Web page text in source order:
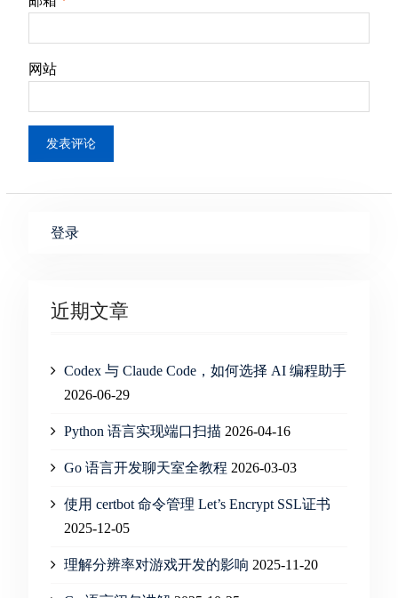
网站
登录
近期文章
Codex 与 Claude Code，如何选择 AI 编程助手
2026-06-29
Python 语言实现端口扫描 2026-04-16
Go 语言开发聊天室全教程 2026-03-03
使用 certbot 命令管理 Let’s Encrypt SSL证书
2025-12-05
理解分辨率对游戏开发的影响 2025-11-20